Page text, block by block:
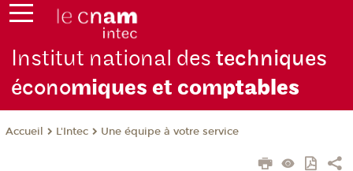
Institut national destechniques
économiques et comptables
Accueil L'Intec Une équipe à votre service